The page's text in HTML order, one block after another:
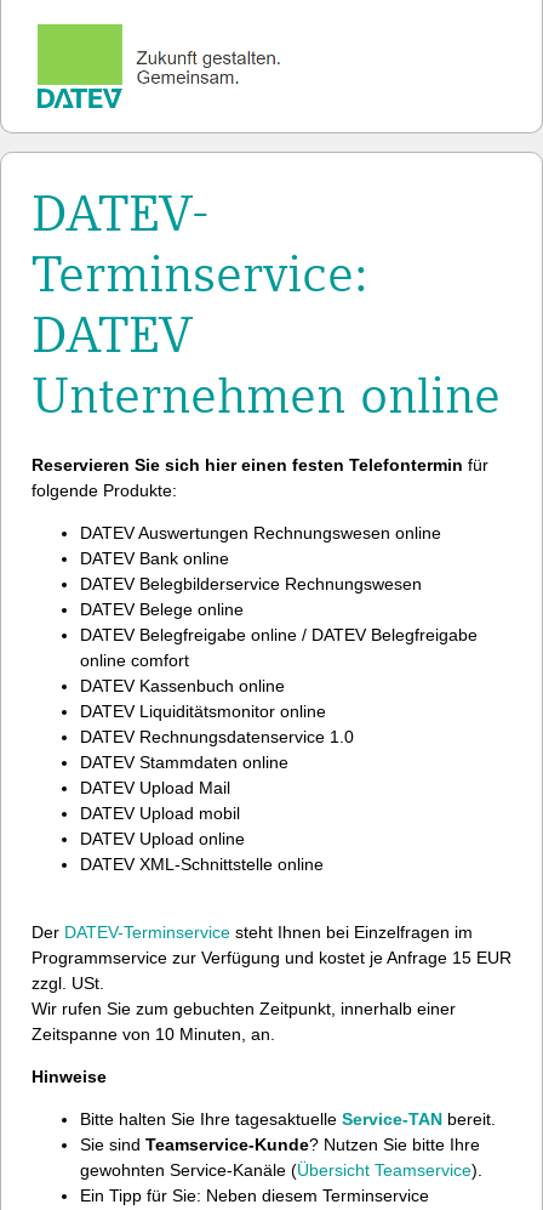
DATEV-
Terminservice:
DATEV
Unternehmen online
Reservieren Sie sich hier einen festen Telefontermin für
folgende Produkte:
DATEV Auswertungen Rechnungswesen online
DATEV Bank online
DATEV Belegbilderservice Rechnungswesen
DATEV Belege online
DATEV Belegfreigabe online / DATEV Belegfreigabe
online comfort
DATEV Kassenbuch online
DATEV Liquiditätsmonitor online
DATEV Rechnungsdatenservice 1.0
DATEV Stammdaten online
DATEV Upload Mail
DATEV Upload mobil
DATEV Upload online
DATEV XML-Schnittstelle online
Der DATEV-Terminservice steht Ihnen bei Einzelfragen im
Programmservice zur Verfügung und kostet je Anfrage 15 EUR
zzgl. USt.
Wir rufen Sie zum gebuchten Zeitpunkt, innerhalb einer
Zeitspanne von 10 Minuten, an.
Hinweise
Bitte halten Sie Ihre tagesaktuelle Service-TAN bereit.
Sie sind Teamservice-Kunde? Nutzen Sie bitte Ihre
gewohnten Service-Kanäle (Übersicht Teamservice).
Ein Tipp für Sie: Neben diesem Terminservice